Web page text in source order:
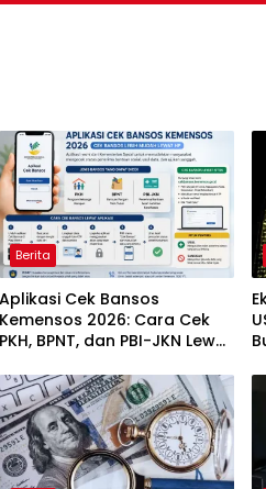
Berita
Aplikasi Cek Bansos
Kemensos 2026: Cara Cek
PKH, BPNT, dan PBI-JKN Lewat